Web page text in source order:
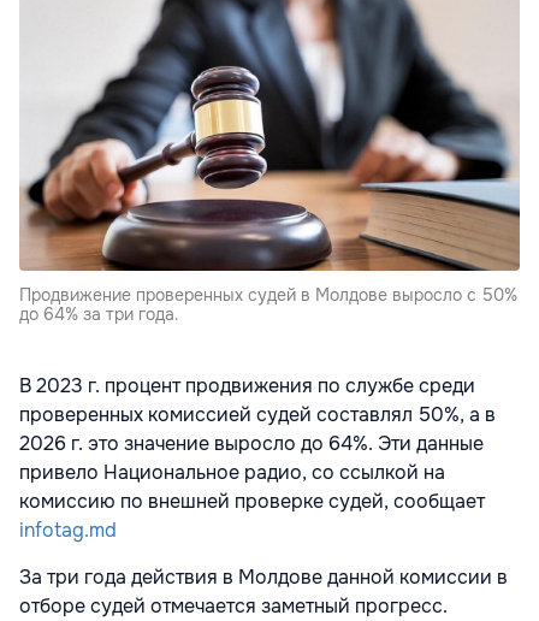
Продвижение проверенных судей в Молдове выросло с 50%
до 64% за три года.
В 2023 г. процент продвижения по службе среди
проверенных комиссией судей составлял 50%, а в
2026 г. это значение выросло до 64%. Эти данные
привело Национальное радио, со ссылкой на
комиссию по внешней проверке судей, сообщает
infotag.md
За три года действия в Молдове данной комиссии в
отборе судей отмечается заметный прогресс.